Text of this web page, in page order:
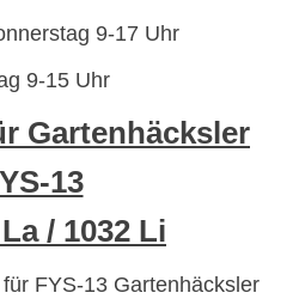
9-17 Uhr
9-15 Uhr
Gartenhäcksler
13
/ 1032 Li
FYS-13 Gartenhäcksler